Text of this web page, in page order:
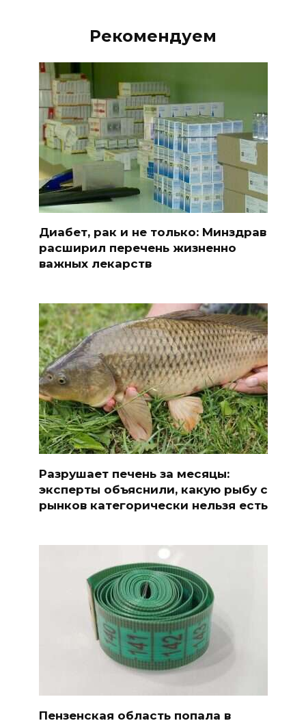
Рекомендуем
Диабет, рак и не только: Минздрав
расширил перечень жизненно
важных лекарств
Разрушает печень за месяцы:
эксперты объяснили, какую рыбу с
рынков категорически нельзя есть
Пензенская область попала в